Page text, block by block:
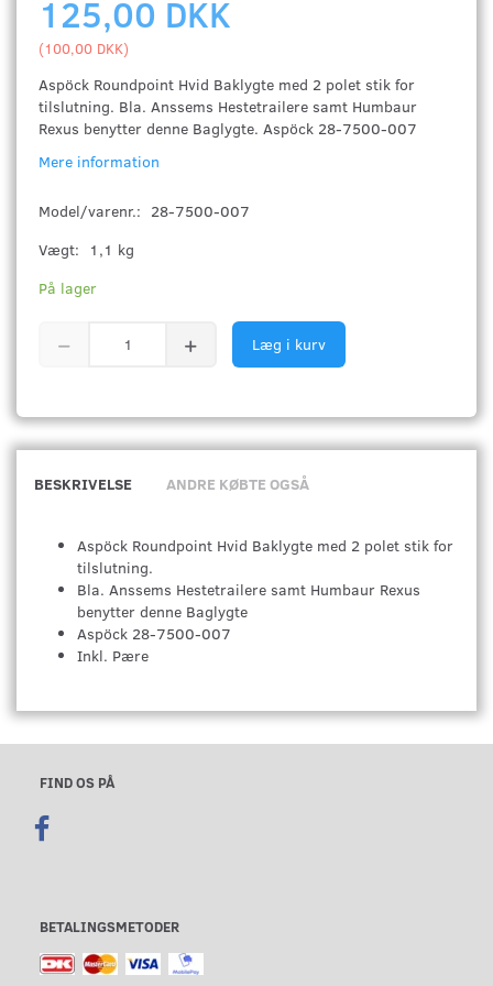
125,00 DKK
(100,00 DKK)
Aspöck Roundpoint Hvid Baklygte med 2 polet stik for
tilslutning. Bla. Anssems Hestetrailere samt Humbaur
Rexus benytter denne Baglygte. Aspöck 28-7500-007
Mere information
Model/varenr.: 28-7500-007
Vægt:
1,1 kg
På lager
Læg i kurv
BESKRIVELSE ANDRE KØBTE OGSÅ
Aspöck Roundpoint Hvid Baklygte med 2 polet stik for
tilslutning.
Bla. Anssems Hestetrailere samt Humbaur Rexus
benytter denne Baglygte
Aspöck 28-7500-007
Inkl. Pære
FIND OS PÅ
BETALINGSMETODER